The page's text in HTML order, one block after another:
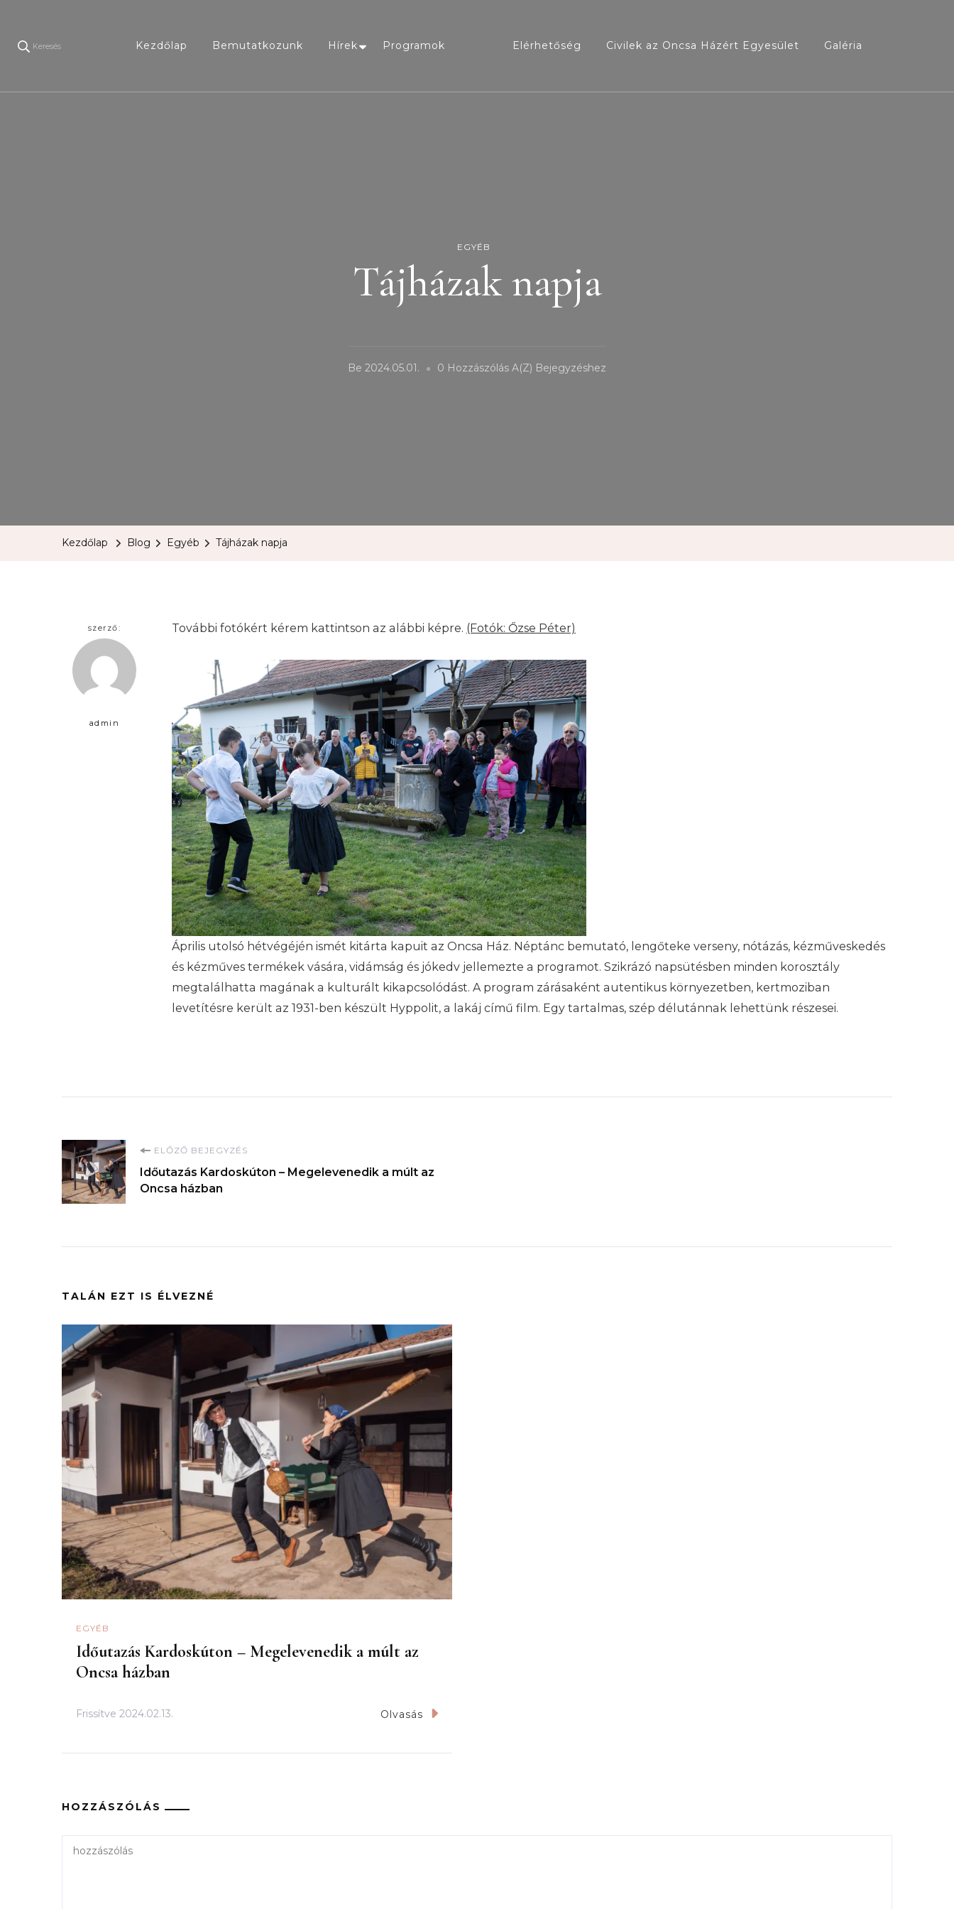
Keresés Kezdőlap Bemutatkozunk Hírek Programok oncsahaz.hu
Elérhetőség Civilek az Oncsa Házért Egyesület Galéria
EGYÉB
Tájházak napja
Be 2024.05.01. 0 Hozzászólás A(z) Tájházak
Bejegyzéshez
Kezdőlap Blog Egyéb Tájházak napja
szerző:
admin
További fotókért kérem kattintson az alábbi képre. (Fotók: Őzse Péter)
Április utolsó hétvégéjén ismét kitárta kapuit az Oncsa Ház. Néptánc bemutató, lengőteke verseny, nótázás, kézműveskedés
és kézműves termékek vására, vidámság és jókedv jellemezte a programot. Szikrázó napsütésben minden korosztály
megtalálhatta magának a kulturált kikapcsolódást. A program zárásaként autentikus környezetben, kertmoziban
levetítésre került az 1931-ben készült Hyppolit, a lakáj című film. Egy tartalmas, szép délutánnak lehettünk részesei.
Bejegyzések
navigációja
ELŐZŐ BEJEGYZÉS
Időutazás Kardoskúton – Megelevenedik a múlt az
Oncsa házban
TALÁN EZT IS ÉLVEZNÉ
EGYÉB
Időutazás Kardoskúton – Megelevenedik a múlt az
Oncsa házban
Frissítve 2024.02.13. Olvasás
HOZZÁSZÓLÁS